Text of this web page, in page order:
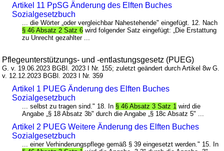
Artikel 11 PpSG Änderung des Elften Buches
Sozialgesetzbuch
... die Wörter „oder vergleichbar Nahestehende" eingefügt. 12. Nach
§ 46 Absatz 2 Satz 6 wird folgender Satz eingefügt: „Die Erstattung
zu Unrecht gezahlter ...
Pflegeunterstützungs- und -entlastungsgesetz (PUEG)
G. v. 19.06.2023 BGBl. 2023 I Nr. 155; zuletzt geändert durch Artikel 8w G.
v. 12.12.2023 BGBl. 2023 I Nr. 359
Artikel 1 PUEG Änderung des Elften Buches
Sozialgesetzbuch
... selbst zu tragen sind." 18. In § 46 Absatz 3 Satz 1 wird die
Angabe „§ 18 Absatz 3b" durch die Angabe „§ 18c Absatz 5" ...
Artikel 2 PUEG Weitere Änderung des Elften Buches
Sozialgesetzbuch
... einer Verhinderungspflege gemäß § 39 eingesetzt werden." 15. In